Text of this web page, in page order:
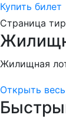
Купить билет
Страница
Жилищная
Открыть